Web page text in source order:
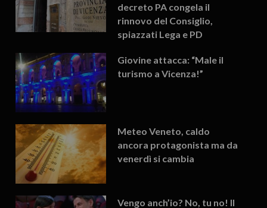
decreto PA congela il
rinnovo del Consiglio,
spiazzati Lega e PD
Giovine attacca: “Male il
turismo a Vicenza!”
Meteo Veneto, caldo
ancora protagonista ma da
venerdì si cambia
Vengo anch’io? No, tu no! Il